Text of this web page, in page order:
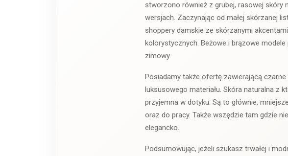
stworzono również z grubej, rasowej skóry
wersjach. Zaczynając od małej skórzanej
shoppery damskie ze skórzanymi
kolorystycznych. Beżowe i brązowe
zimowy.
Posiadamy także ofertę zawierającą
luksusowego materiału. Skóra naturalna z
przyjemna w dotyku. Są to głównie,
oraz do pracy. Także wszędzie tam gdzie
elegancko.
Podsumowując, jeżeli szukasz trwałej i